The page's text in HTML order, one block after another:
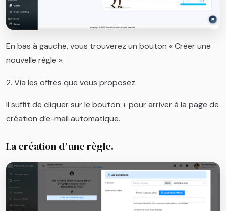
En bas à gauche, vous trouverez un bouton « Créer une
nouvelle règle ».
2. Via les offres que vous proposez.
Il suffit de cliquer sur le bouton + pour arriver à la page de
création d’e-mail automatique.
La création dʼune règle.